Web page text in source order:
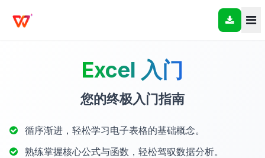
Excel 入门
您的终极入门指南
循序渐进，轻松学习电子表格的基础概念。
熟练掌握核心公式与函数，轻松驾驭数据分析。